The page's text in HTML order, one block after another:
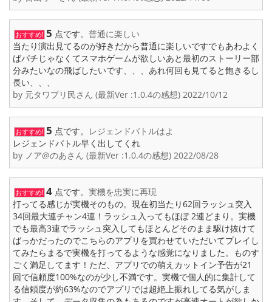
おすすめ! 5 点です。 普通に楽しい
当たり演出見てるのが好きだから普通に楽しいですでもあわよく
ばパチじゃなくてスマホゲームが欲しいあと最初のストーリー部
分みたいなの飛ばしたいです、、、あれ何回も見てると飽きるし
長い、、、
by 元タワプリ民さん (最新Ver :1.0.4の感想) 2022/10/12
おすすめ! 5 点です。 レジェンドバトルはよ
レジェンドバトル早く出してくれ
by ノア@のあさん (最新Ver :1.0.4の感想) 2022/08/28
おすすめ! 4 点です。 実機を忠実に再現
打ってる感じが実機そのもの。現在初当たり62回ラッシュ突入
34回最大連チャン4連！ラッシュ入ってもほぼ 2連どまり。実機
でも最高3連でラッシュ突入してもほとんどそのまま駆け抜けて
ばっかだったのでこちらのアプリを買わせていただいてプレイし
てみたらまるで実機を打ってるような感覚になりました。ものす
ごく満足してます！ただ、アプリでの萌えカットイン予告が21
回で信頼度100%なのが少し不満です。実機で個人的に集計して
る信頼度が約63%なのでアプリでは超絶上振れしてる気がしま